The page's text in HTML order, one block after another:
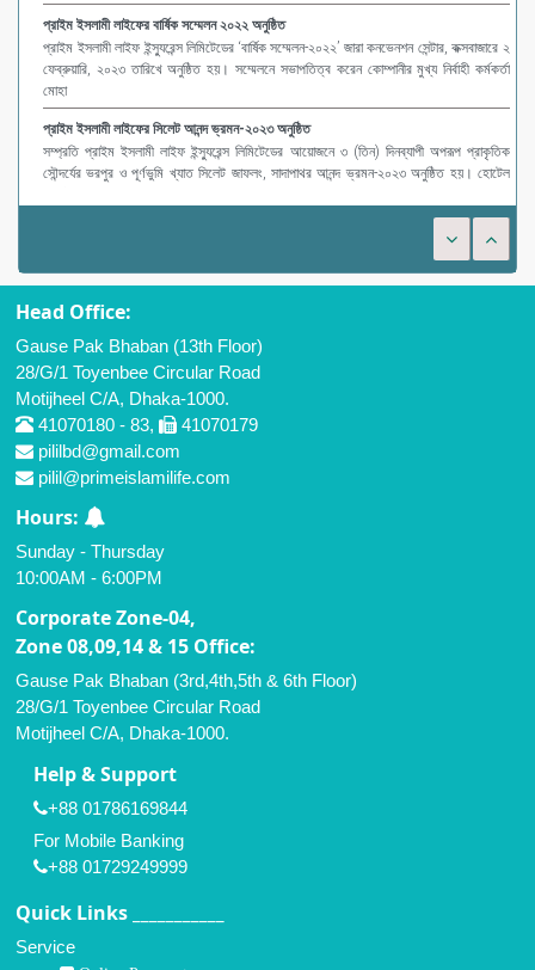
প্রাইম ইসলামী লাইফের বার্ষিক সম্মেলন ২০২২ অনুষ্ঠিত
প্রাইম ইসলামী লাইফ ইন্স্যুরেন্স লিমিটেডের ‘বার্ষিক সম্মেলন-২০২২’ জারা কনভেনশন সেন্টার, কক্সবাজারে ২
ফেব্রুয়ারি, ২০২৩ তারিখে অনুষ্ঠিত হয়। সম্মেলনে সভাপতিত্ব করেন কোম্পানীর মুখ্য নির্বাহী কর্মকর্তা
মোহা
প্রাইম ইসলামী লাইফের সিলেট আনন্দ ভ্রমন-২০২৩ অনুষ্ঠিত
সম্প্রতি প্রাইম ইসলামী লাইফ ইন্স্যুরেন্স লিমিটেডের আয়োজনে ৩ (তিন) দিনব্যাপী অপরূপ প্রাকৃতিক
সৌন্দর্যের ভরপুর ও পূর্ণভুমি খ্যাত সিলেট জাফলং, সাদাপাথর আনন্দ ভ্রমন-২০২৩ অনুষ্ঠিত হয়। হোটেল
Head Office:
Gause Pak Bhaban (13th Floor)
28/G/1 Toyenbee Circular Road
Motijheel C/A, Dhaka-1000.
41070180 - 83,
41070179
pililbd@gmail.com
pilil@primeislamilife.com
Hours:
Sunday - Thursday
10:00AM - 6:00PM
Corporate Zone-04,
Zone 08,09,14 & 15 Office:
Gause Pak Bhaban (3rd,4th,5th & 6th Floor)
28/G/1 Toyenbee Circular Road
Motijheel C/A, Dhaka-1000.
Help & Support
+88 01786169844
For Mobile Banking
+88 01729249999
Quick Links ___________
Service